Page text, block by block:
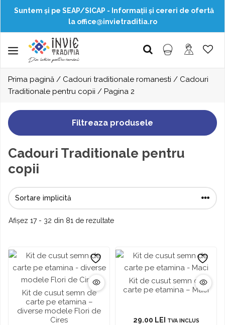
Suntem și pe SEAP/SICAP - Informații și cereri de ofertă
la office@invietraditia.ro
conținut
Menu
Prima pagină / Cadouri traditionale romanesti / Cadouri
Traditionale pentru copii / Pagina 2
Filtreaza produsele
Cadouri Traditionale pentru
copii
Afișez 17 - 32 din 81 de rezultate
Kit de cusut semn de
carte pe etamina –
diverse modele Flori de
Cires
Kit de cusut semn de
carte pe etamina – Maci
29.00 LEI TVA INCLUS